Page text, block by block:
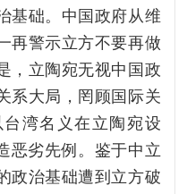
基础。中国政府从维
再警示立方不要再做
，立陶宛无视中国政
系大局，罔顾国际关
湾名义在立陶宛设
恶劣先例。鉴于中立
政治基础遭到立方破